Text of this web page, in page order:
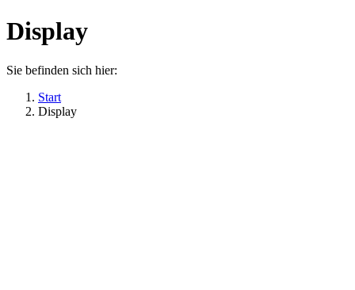
Display
Sie befinden sich hier:
Start
Display